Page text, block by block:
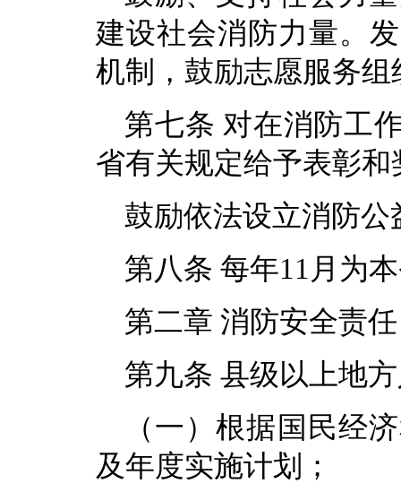
建设社会消防力量。
机制，鼓励志愿服务
第七条 对在消防工
省有关规定给予表彰和
鼓励依法设立消防
第八条 每年11月为
第二章 消防安全责任
第九条 县级以上地
（一）根据国民经
及年度实施计划；